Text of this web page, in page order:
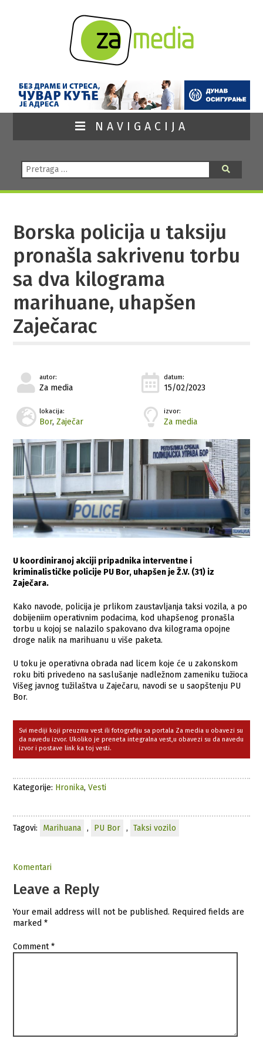
NAVIGACIJA
Pretraga:
Borska policija u taksiju
pronašla sakrivenu torbu
sa dva kilograma
marihuane, uhapšen
Zaječarac
autor:
Za media
datum:
15/02/2023
lokacija:
Bor,Zaječar
izvor:
Za media
U koordiniranoj akciji pripadnika interventne i
kriminalističke policije PU Bor, uhapšen je Ž.V. (31) iz
Zaječara.
Kako navode, policija je prlikom zaustavljanja taksi vozila, a po
dobijeniim operativnim podacima, kod uhapšenog pronašla
torbu u kojoj se nalazilo spakovano dva kilograma opojne
droge nalik na marihuanu u više paketa.
U toku je operativna obrada nad licem koje će u zakonskom
roku biti privedeno na saslušanje nadležnom zameniku tužioca
Višeg javnog tužilaštva u Zaječaru, navodi se u saopštenju PU
Bor.
Svi mediji koji preuzmu vest ili fotografiju sa portala Za media u obavezi su
da navedu izvor. Ukoliko je preneta integralna vest,u obavezi su da navedu
izvor i postave link ka toj vesti.
Kategorije: Hronika,Vesti
Tagovi: Marihuana , PU Bor , Taksi vozilo
Komentari
Leave a Reply
Your email address will not be published. Required fields are
marked*
Comment*